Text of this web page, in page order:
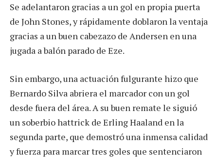
Se adelantaron gracias a un gol en propia puerta
de John Stones, y rápidamente doblaron la ventaja
gracias a un buen cabezazo de Andersen en una
jugada a balón parado de Eze.
Sin embargo, una actuación fulgurante hizo que
Bernardo Silva abriera el marcador con un gol
desde fuera del área. A su buen remate le siguió
un soberbio hattrick de Erling Haaland en la
segunda parte, que demostró una inmensa calidad
y fuerza para marcar tres goles que sentenciaron